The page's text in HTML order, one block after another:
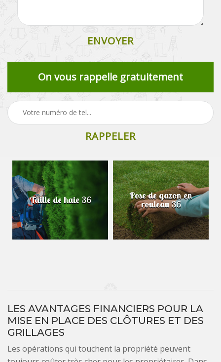
On vous rappelle gratuitement
Taille de haie 36 Pose de gazon en
rouleau 36
LES AVANTAGES FINANCIERS POUR LA
MISE EN PLACE DES CLÔTURES ET DES
GRILLAGES
Les opérations qui touchent la propriété peuvent